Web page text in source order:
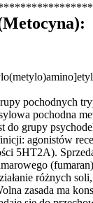
pochodnych
pochodna
do grupy
agonistów
5HT2A).
różnych
zasada ma